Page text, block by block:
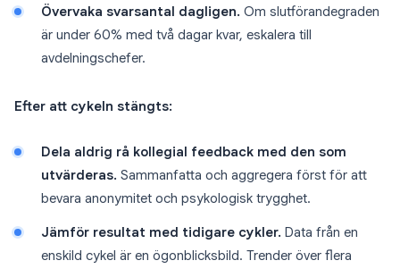
Övervaka svarsantal dagligen. Om slutförandegraden
är under 60% med två dagar kvar, eskalera till
avdelningschefer.
Efter att cykeln stängts:
Dela aldrig rå kollegial feedback med den som
utvärderas. Sammanfatta och aggregera först för att
bevara anonymitet och psykologisk trygghet.
Jämför resultat med tidigare cykler. Data från en
enskild cykel är en ögonblicksbild. Trender över flera